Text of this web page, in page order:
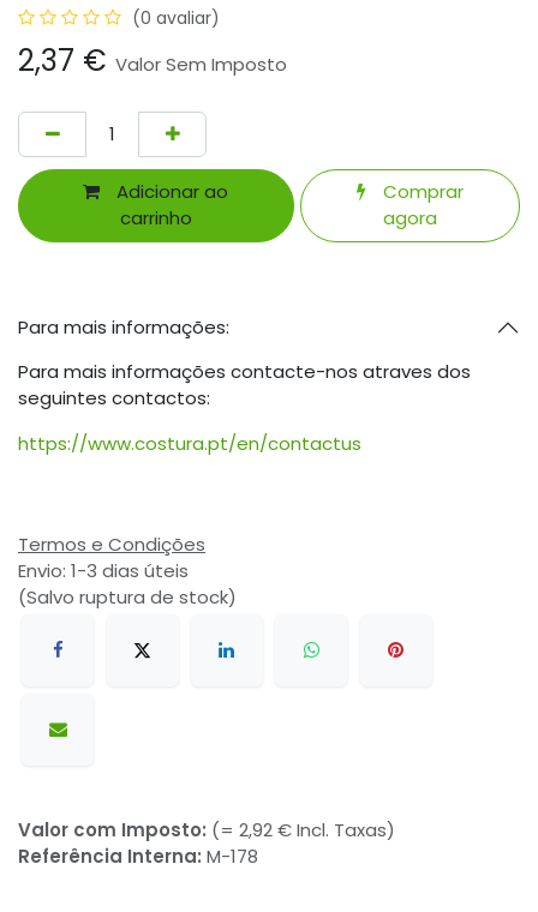
(0 avaliar)
2,37 € Valor Sem Imposto
Adicionar ao
carrinho
Comprar
agora
Para mais informações:
Para mais informações contacte-nos atraves dos
seguintes contactos:
https://www.costura.pt/en/contactus
Termos e Condições
Envio: 1-3 dias úteis
(Salvo ruptura de stock)
Valor com Imposto: (= 2,92 € Incl. Taxas)
Referência Interna: M-178